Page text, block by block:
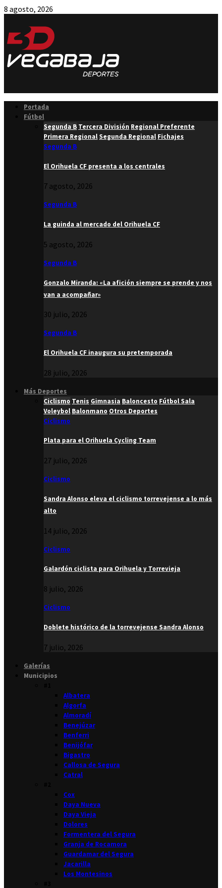
8 agosto, 2026
Portada
Fútbol
Segunda B Tercera División Regional Preferente
Primera RegionalSegunda Regional Fichajes
Segunda B
El Orihuela CF presenta a los centrales
7 agosto, 2026
Segunda B
La guinda al mercado del Orihuela CF
5 agosto, 2026
Segunda B
Gonzalo Miranda: «La afición siempre se prende y nos
van a acompañar»
30 julio, 2026
Segunda B
El Orihuela CF inaugura su pretemporada
28 julio, 2026
Más Deportes
Ciclismo Tenis Gimnasia Baloncesto Fútbol Sala
Voleybol Balonmano Otros Deportes
Ciclismo
Plata para el Orihuela Cycling Team
27 julio, 2026
Ciclismo
Sandra Alonso eleva el ciclismo torrevejense a lo más
alto
14 julio, 2026
Ciclismo
Galardón ciclista para Orihuela y Torrevieja
8 julio, 2026
Ciclismo
Doblete histórico de la torrevejense Sandra Alonso
7 julio, 2026
Galerías
Municipios
Albatera
Algorfa
Almoradí
Benejúzar
Benferri
Benijófar
Bigastro
Callosa de Segura
Catral
Cox
Daya Nueva
Daya Vieja
Dolores
Formentera del Segura
Granja de Rocamora
Guardamar del Segura
Jacarilla
Los Montesinos